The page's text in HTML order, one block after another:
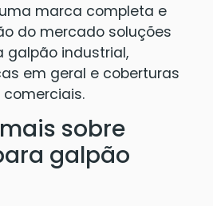
marca completa e
do mercado soluções
galpão industrial,
em geral e coberturas
sobre
galpão